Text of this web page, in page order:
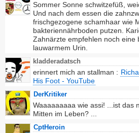
Sommer Sonne schwitzefüß,
Und nach dem essen die
frischgezogene schamhaar wie
bakteriennährboden putzen.
Zahnärzte empfehlen noch eine
lauwarmem Urin.
kladderadatsch
erinnert mich an stallman :
His Foot - YouTube
DerKritiker
Waaaaaaaaa wie assi! ...ist das
Mitten im Leben? ...
CptHeroin